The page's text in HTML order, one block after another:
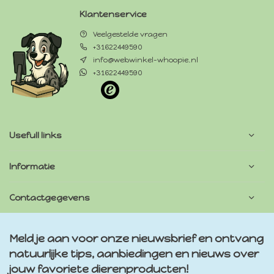
Klantenservice
Veelgestelde vragen
+31622449590
info@webwinkel-whoopie.nl
+31622449590
Usefull links
Informatie
Contactgegevens
Meld je aan voor onze nieuwsbrief en ontvang
natuurlijke tips, aanbiedingen en nieuws over
jouw favoriete dierenproducten!